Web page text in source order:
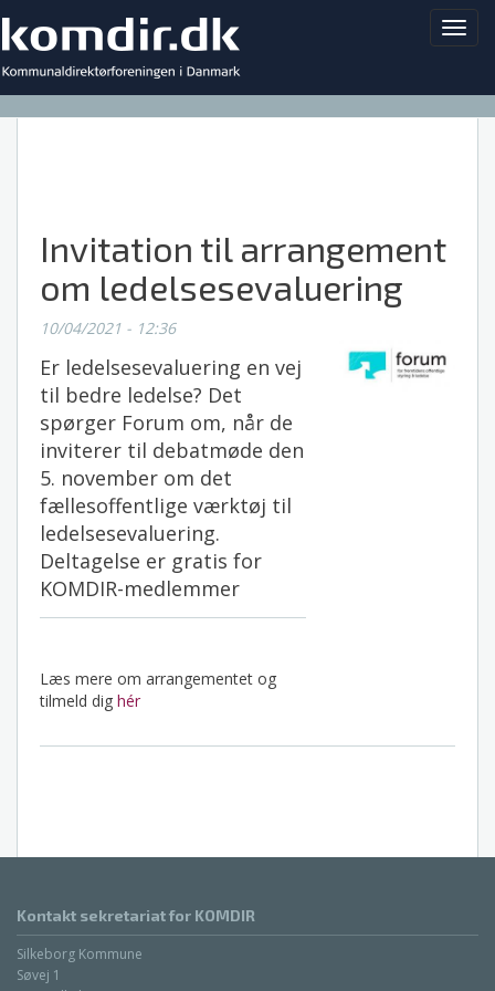
Invitation til arrangement
om ledelsesevaluering
10/04/2021 - 12:36
Er ledelsesevaluering en vej
til bedre ledelse? Det
spørger Forum om, når de
inviterer til debatmøde den
5. november om det
fællesoffentlige værktøj til
ledelsesevaluering.
Deltagelse er gratis for
KOMDIR-medlemmer
Læs mere om arrangementet og
tilmeld dig hér
Kontakt sekretariat for KOMDIR
Silkeborg Kommune
Søvej 1